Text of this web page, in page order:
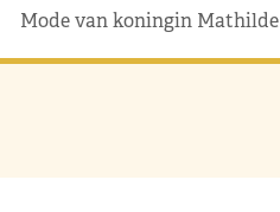
Mode van koningin Mathilde